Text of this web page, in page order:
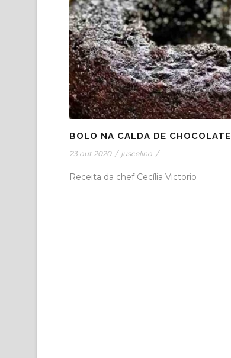
BOLO NA CALDA DE CHOCOLATE
23 out 2020 / juscelino /
Receita da chef Cecília Victorio